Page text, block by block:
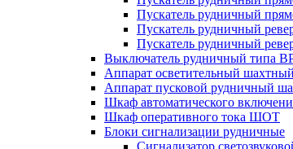
Пускатель рудничный
Пускатель рудничный
Пускатель рудничный
Выключатель рудничный типа
Аппарат осветительный
Аппарат пусковой рудничный
Шкаф автоматического
Шкаф оперативного тока ШОТ
Блоки сигнализации рудничные
Сигнализатор